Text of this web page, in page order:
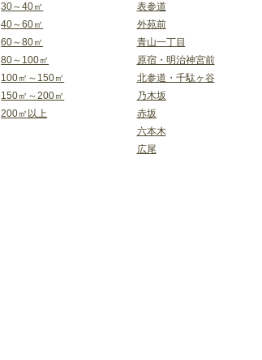
30～40㎡
40～60㎡
60～80㎡
80～100㎡
100㎡～150㎡
150㎡～200㎡
200㎡以上
表参道
外苑前
青山一丁目
原宿・明治神宮前
北参道・千駄ヶ谷
乃木坂
赤坂
六本木
広尾